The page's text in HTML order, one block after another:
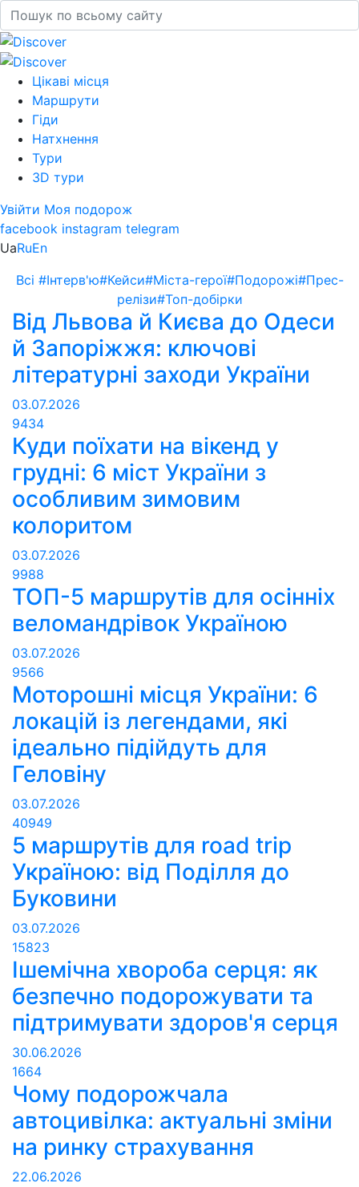
Цікаві місця
Маршрути
Гіди
Натхнення
Тури
3D тури
Увійти Моя подорож
facebook instagram telegram
UaRuEn
Всі #Інтерв'ю#Кейси#Міста-герої#Подорожі#Прес-
релізи#Топ-добірки
Від Львова й Києва до Одеси
й Запоріжжя: ключові
літературні заходи України
03.07.2026
9434
Куди поїхати на вікенд у
грудні: 6 міст України з
особливим зимовим
колоритом
03.07.2026
9988
ТОП-5 маршрутів для осінніх
веломандрівок Україною
03.07.2026
9566
Моторошні місця України: 6
локацій із легендами, які
ідеально підійдуть для
Геловіну
03.07.2026
40949
5 маршрутів для road trip
Україною: від Поділля до
Буковини
03.07.2026
15823
Ішемічна хвороба серця: як
безпечно подорожувати та
підтримувати здоров'я серця
30.06.2026
1664
Чому подорожчала
автоцивілка: актуальні зміни
на ринку страхування
22.06.2026